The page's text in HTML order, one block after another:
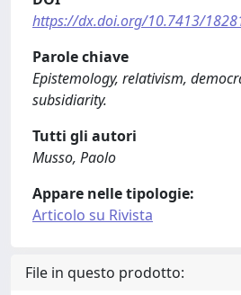
https://dx.doi.org/10.7413/
Parole chiave
Epistemology, relativism,
subsidiarity.
Tutti gli autori
Musso, Paolo
Appare nelle tipologie:
Articolo su Rivista
File in questo prodotto: